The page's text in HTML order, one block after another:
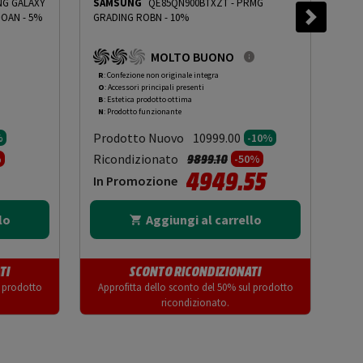
GALAXY
OOAN - 5%
da
prodotto
SAMSUNG QE85QN900BTXZT- PRMG
GRADING ROBN - 10%
MOLTO BUONO
R: Confezione non originale integra
O: Accessori principali presenti
B: Estetica prodotto ottima
N: Prodotto funzionante
Prodotto Nuovo 10999.00 -10%
Ricondizionato Prezzo ridotto da
9899.10a-50%
In Promozione 4949.55
Aggiungi al carrello
SCONTO RICONDIZIONATI
Approfitta dello sconto del 50% sul prodotto
ricondizionato.